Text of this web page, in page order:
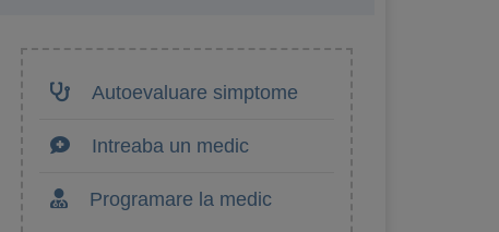
Autoevaluare simptome
Intreaba un medic
Programare la medic